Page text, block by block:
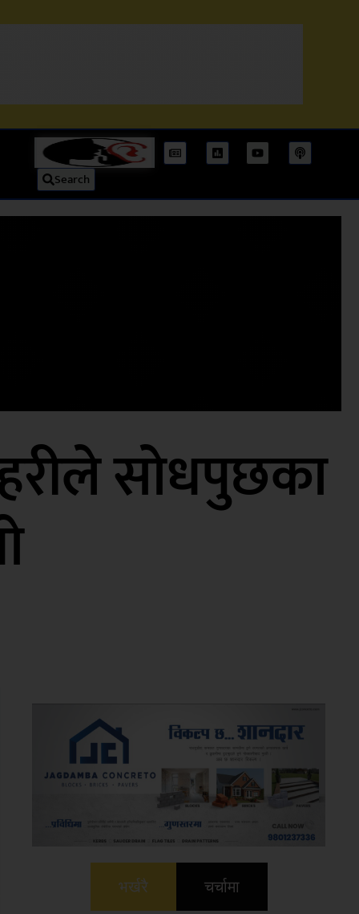
Search
सोधपुछका
भर्खरै चर्चामा